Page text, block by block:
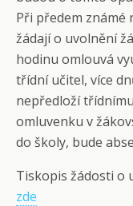
Při předem
žádají o uvolnění
hodinu omlouvá
třídní učitel, více
nepředloží
omluvenku v
do školy, bude
Tiskopis žádosti o
zde